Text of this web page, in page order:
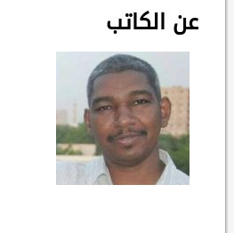
عن الكاتب